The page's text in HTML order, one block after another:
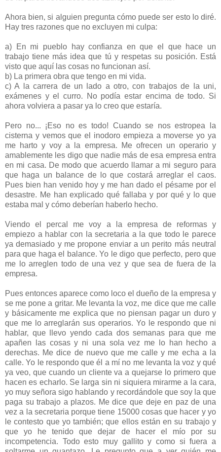
Ahora bien, si alguien pregunta cómo puede ser esto lo diré.
Hay tres razones que no excluyen mi culpa:
a) En mi pueblo hay confianza en que el que hace un
trabajo tiene más idea que tú y respetas su posición. Está
visto que aquí las cosas no funcionan así.
b) La primera obra que tengo en mi vida.
c) A la carrera de un lado a otro, con trabajos de la uni,
exámenes y el curro. No podía estar encima de todo. Si
ahora volviera a pasar ya lo creo que estaría.
Pero no... ¡Eso no es todo! Cuando se nos estropea la
cisterna y vemos que el inodoro empieza a moverse yo ya
me harto y voy a la empresa. Me ofrecen un operario y
amablemente les digo que nadie más de esa empresa entra
en mi casa. De modo que acuerdo llamar a mi seguro para
que haga un balance de lo que costará arreglar el caos.
Pues bien han venido hoy y me han dado el pésame por el
desastre. Me han explicado qué fallaba y por qué y lo que
estaba mal y cómo deberían haberlo hecho.
Viendo el percal me voy a la empresa de reformas y
empiezo a hablar con la secretaria a la que todo le parece
ya demasiado y me propone enviar a un perito más neutral
para que haga el balance. Yo le digo que perfecto, pero que
me lo arreglen todo de una vez y que sea de fuera de la
empresa.
Pues entonces aparece como loco el dueño de la empresa y
se me pone a gritar. Me levanta la voz, me dice que me calle
y básicamente me explica que no piensan pagar un duro y
que me lo arreglarán sus operarios. Yo le respondo que ni
hablar, que llevo yendo cada dos semanas para que me
apañen las cosas y ni una sola vez me lo han hecho a
derechas. Me dice de nuevo que me calle y me echa a la
calle. Yo le respondo que él a mí no me levanta la voz y qué
ya veo, que cuando un cliente va a quejarse lo primero que
hacen es echarlo. Se larga sin ni siquiera mirarme a la cara,
yo muy señora sigo hablando y recordándole que soy la que
paga su trabajo a plazos. Me dice que deje en paz de una
vez a la secretaria porque tiene 15000 cosas que hacer y yo
le contesto que yo también; que ellos están en su trabajo y
que yo he tenido que dejar de hacer el mío por su
incompetencia. Todo esto muy gallito y como si fuera a